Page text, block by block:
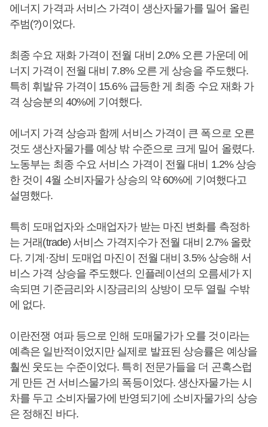
에너지 가격과 서비스 가격이 생산자물가를 밀어 올린
주범(?)이었다.
최종 수요 재화 가격이 전월 대비 2.0% 오른 가운데 에
너지 가격이 전월 대비 7.8% 오른 게 상승을 주도했다.
특히 휘발유 가격이 15.6% 급등한 게 최종 수요 재화 가
격 상승분의 40%에 기여했다.
에너지 가격 상승과 함께 서비스 가격이 큰 폭으로 오른
것도 생산자물가를 예상 밖 수준으로 크게 밀어 올렸다.
노동부는 최종 수요 서비스 가격이 전월 대비 1.2% 상승
한 것이 4월 소비자물가 상승의 약 60%에 기여했다고
설명했다.
특히 도매업자와 소매업자가 받는 마진 변화를 측정하
는 거래(trade) 서비스 가격지수가 전월 대비 2.7% 올랐
다. 기계·장비 도매업 마진이 전월 대비 3.5% 상승해 서
비스 가격 상승을 주도했다. 인플레이션의 오름세가 지
속되면 기준금리와 시장금리의 상방이 모두 열릴 수밖
에 없다.
이란전쟁 여파 등으로 인해 도매물가가 오를 것이라는
예측은 일반적이었지만 실제로 발표된 상승률은 예상을
훨씬 웃도는 수준이었다. 특히 전문가들을 더 곤혹스럽
게 만든 건 서비스물가의 폭등이었다. 생산자물가는 시
차를 두고 소비자물가에 반영되기에 소비자물가의 상승
은 정해진 바다.